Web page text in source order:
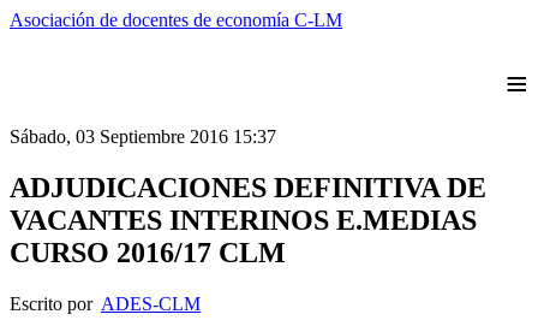
Asociación de docentes de economía C-LM
≡
Sábado, 03 Septiembre 2016 15:37
ADJUDICACIONES DEFINITIVA DE
VACANTES INTERINOS E.MEDIAS
CURSO 2016/17 CLM
Escrito por ADES-CLM